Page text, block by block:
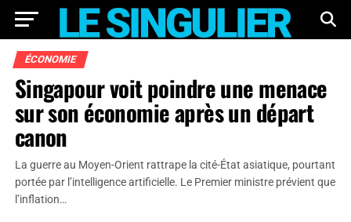
ÉCONOMIE
Singapour voit poindre une menace
sur son économie après un départ
canon
La guerre au Moyen-Orient rattrape la cité-État asiatique, pourtant
portée par l’intelligence artificielle. Le Premier ministre prévient que
l’inflation…